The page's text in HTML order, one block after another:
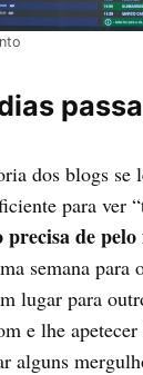
dos blogs se
para ver
de pelo
semana para
lugar para
e lhe
alguns